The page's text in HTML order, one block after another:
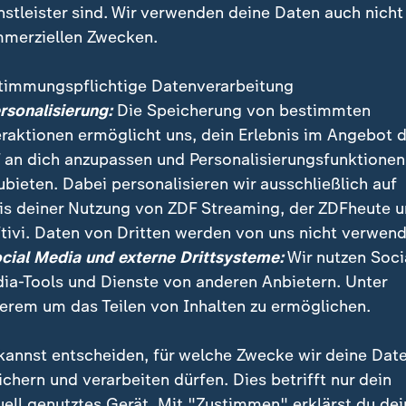
soll der Bundestag über die Wahl von zwei
deutsche Gericht entscheiden. Wieder sind
Grünen und Linke angewiesen.
sind. Wir verwenden deine Daten auch nicht
Zwecken.
Datenverarbeitung
Die Speicherung von bestimmten
ermöglicht uns, dein Erlebnis im Angebot
an dich anzupassen und Personalisierungsfunktionen
Dabei personalisieren wir ausschließlich auf
deiner Nutzung von ZDF Streaming, der ZDFheute
Daten von Dritten werden von uns nicht
Media und externe Drittsysteme:Wir nutzen
Tools und Dienste von anderen Anbietern. Unter
um das Teilen von Inhalten zu ermöglichen.
entscheiden, für welche Zwecke wir deine
und verarbeiten dürfen. Dies betrifft nur dein